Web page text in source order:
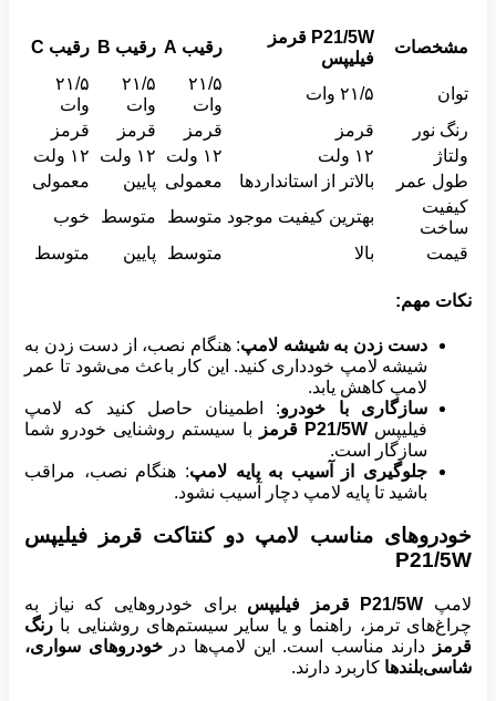
مشخصات
P21/5W قرمز
فیلیپس
رقیب A رقیب B رقیب C
توان ۲۱/۵ وات
۲۱/۵
وات
۲۱/۵
وات
۲۱/۵
وات
رنگ نور
قرمز قرمز قرمز
قرمز
ولتاژ
۱۲ ولت ۱۲ ولت ۱۲ ولت
۱۲ ولت
طول عمر
بالاتر از استانداردها معمولی پایین
معمولی
کیفیت
ساخت
بهترین کیفیت موجود متوسط متوسط
خوب
قیمت
بالا متوسط پایین متوسط
نکات مهم:
دست زدن به شیشه لامپ: هنگام نصب، از دست زدن به
شیشه لامپ خودداری کنید. این کار باعث می‌شود تا عمر
لامپ کاهش یابد.
سازگاری با خودرو: اطمینان حاصل کنید که لامپ
فیلیپسP21/5W قرمز
با سیستم روشنایی خودرو شما
سازگار است.
جلوگیری از آسیب به پایه لامپ: هنگام نصب، مراقب
باشید تا پایه لامپ دچار آسیب نشود.
خودروهای مناسب لامپ دو کنتاکت قرمز فیلیپس
P21/5W
لامپ P21/5W قرمز فیلیپس
برای خودروهایی که نیاز به
چراغ‌های ترمز، راهنما و یا سایر سیستم‌های روشنایی با رنگ
قرمز
دارند مناسب است. این لامپ‌ها درخودروهای سواری،
شاسی‌بلندها کاربرد دارند.